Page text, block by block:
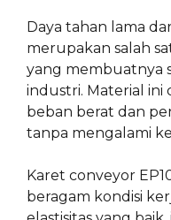
Daya tahan lama
merupakan salah
yang membuatnya
industri. Material
beban berat dan
tanpa mengalami
Karet conveyor
beragam kondisi